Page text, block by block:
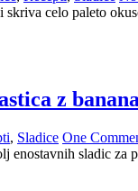
skriva celo paleto
z
, Sladice One
enostavnih sladic